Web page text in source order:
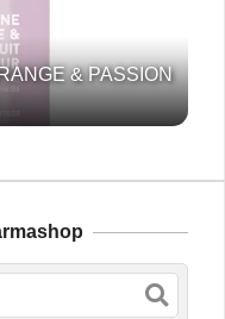
& PASSION